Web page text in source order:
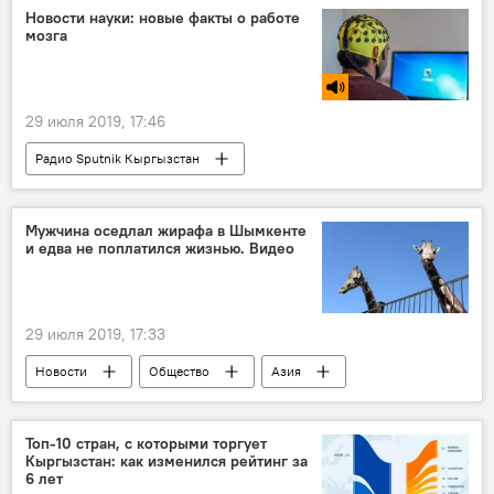
ремесленники туризм
Новости науки: новые факты о работе
мозга
29 июля 2019, 17:46
Радио Sputnik Кыргызстан
Новости науки и новых технологий
Новости
Общество
В мире
наука
техника мозг
Мужчина оседлал жирафа в Шымкенте
и едва не поплатился жизнью. Видео
29 июля 2019, 17:33
Новости Общество
Азия
В мире
Происшествия
Казахстан
зоопарк
Топ-10 стран, с которыми торгует
Кыргызстан: как изменился рейтинг за
6 лет